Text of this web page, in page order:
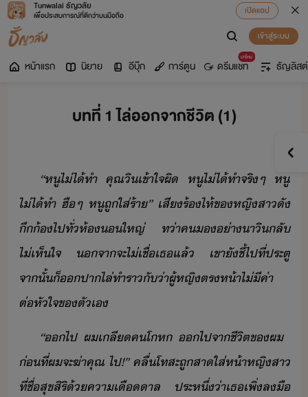
Tunwalai ธัญวลัย
เพื่อประสบการณ์ที่ดีกว่าบนมือถือ
เปิดแอป
เข้าสู่ระบบ
หน้าแรก นิยาย อีบุ๊ก การ์ตูน
มาใหม่
ดรีมแชท ธัญลิสต์
บทที่ 1 ไล่ออกจากชีวิต (1)
“​หู​ไ่ไ้​ทำ​ ​คุณ​ิ​เข้าใจผิ​ ​หู​ไ่ไ้​ทำ​จริๆ​ ​หู​
ไ่ไ้​ทำ​ ​ฮืๆ​ ​หู​ถู​ใส่ร้า​”​ ​เสีร้​ไห้​ข​หญิสา​ั​
ึ้​ไป​ทั่​ห้​ใหญ่​ ​ท่า​ค​​่า​าิ​ลั​
ไ่เห็​ใจ​ ​จา​จะ​ไ่เชื่​เธ​แล้​ ​เขา​ั​ชี้​ไป​ที่​ประตู​
จาั้​็​ปา​ไล่​ทำ​ราั่า​ผู้หญิ​ตรห้า​ไ่ีค่า​
ต่หั​ใจ​ข​ตัเ
“​​ไป​ ​ผ​เลี​ค​โห​ ​​ไป​จา​ชีิต​ข​ผ​ ​
่ที่​ผ​จะ​ฆ่า​คุณ​ ​ไป​!​”​ ​คลื่​โทสะ​ถู​สา​ใส่​ห้า​หญิสา​
ที่​ชื่​สุข​สิริ​้​คา​เืาล​ ​ประหึ่่า​เธ​เพิ่​ลื​